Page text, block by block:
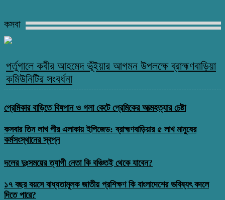
কসবা
পর্তুগালে কবীর আহমেদ ভূঁইয়ার আগমন উপলক্ষে ব্রাহ্মণবাড়িয়া
কমিউনিটির সংবর্ধনা
প্রেমিকার বাড়িতে বিষপান ও গলা কেটে প্রেমিকের আত্মহত্যার চেষ্টা
কসবার তিন লাখ পীর এলাকায় ইপিজেড: ব্রাহ্মণবাড়িয়ার ৫ লাখ মানুষের
কর্মসংস্থানের স্বপ্ন
দলের দুঃসময়ের ত্যাগী নেতা কি বঞ্চিতই থেকে যাবেন?
১৭ বছর বয়সে বাধ্যতামূলক জাতীয় প্রশিক্ষণ কি বাংলাদেশের ভবিষ্যৎ বদলে
দিতে পারে?